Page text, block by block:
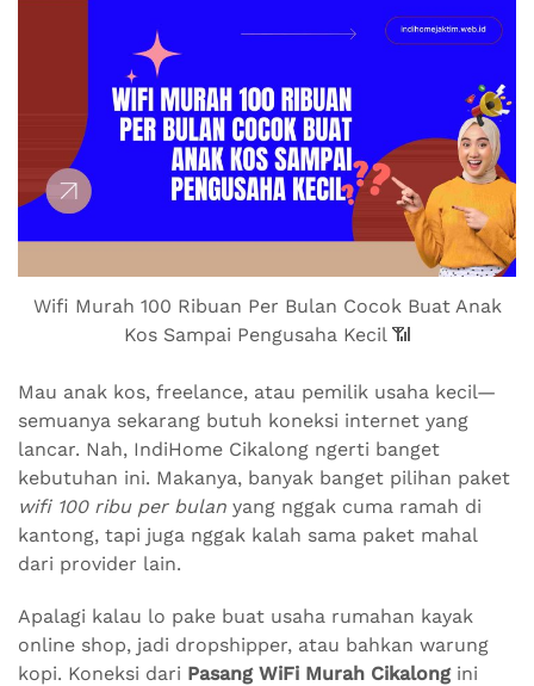
Wifi Murah 100 Ribuan Per Bulan Cocok Buat Anak
Kos Sampai Pengusaha Kecil 📶
Mau anak kos, freelance, atau pemilik usaha kecil—
semuanya sekarang butuh koneksi internet yang
lancar. Nah, IndiHome Cikalong ngerti banget
kebutuhan ini. Makanya, banyak banget pilihan paket
wifi 100 ribu per bulan yang nggak cuma ramah di
kantong, tapi juga nggak kalah sama paket mahal
dari provider lain.
Apalagi kalau lo pake buat usaha rumahan kayak
online shop, jadi dropshipper, atau bahkan warung
kopi. Koneksi dari Pasang WiFi Murah Cikalongini